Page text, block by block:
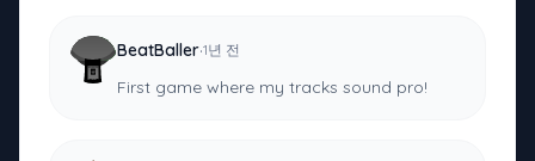
BeatBaller·1년 전
First game where my tracks sound pro!